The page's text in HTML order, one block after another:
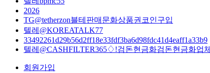
2026
TG@tetherzon블테판매문화상품권코인구입
텔레@KOREATALK77
33492261d29b56d2ff18e33fdf3ba6d98fdc41d4eaff1a33b9
텔레@CASHFILTER365♢ǃ검돈현금화검돈현금화업체
회원가입